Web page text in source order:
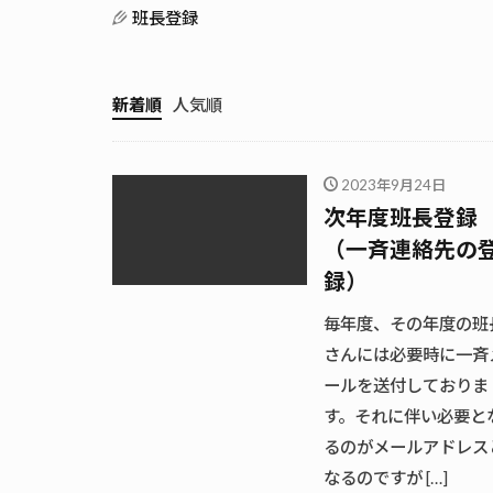
班長登録
新着順 人気順
2023年9月24日
次年度班長登録
（一斉連絡先の
録）
毎年度、その年度の班
さんには必要時に一斉
ールを送付しておりま
す。それに伴い必要と
るのがメールアドレス
なるのですが […]